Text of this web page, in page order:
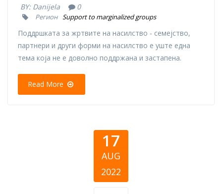
BY: Danijela 0
Регион Support to marginalized groups
Поддршката за жртвите на насилство - семејство,
партнери и други форми на насилство е уште една
тема која не е доволно поддржана и застапена.
Read More
17
AUG
2022